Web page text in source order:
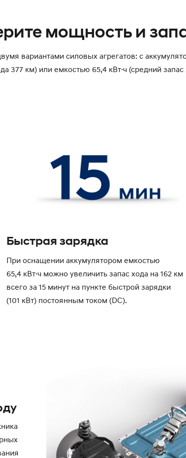
мощность и
вариантами силовых агрегатов: с
377 км) или емкостью 65,4 кВт·ч (средний запас
Быстрая зарядка
При оснащении аккумулятором емкостью
65,4 кВт·ч можно увеличить запас хода на 162 км
всего за 15 минут на пункте быстрой зарядки
(101 кВт) постоянным током (DC).